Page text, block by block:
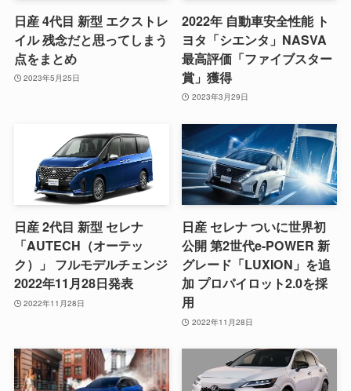
日産 4代目 新型 エクストレ
イル 残念だと思ってしまう
点をまとめ
2023年5月25日
2022年 自動車安全性能 ト
ヨタ「シエンタ」NASVA
最高評価「ファイブスター
賞」獲得
2023年3月29日
日産 2代目 新型 セレナ
「AUTECH（オーテッ
ク）」 フルモデルチェンジ
2022年11月28日発表
2022年11月28日
日産 セレナ ついに世界初
公開 第2世代e-POWER 新
グレード「LUXION」を追
加 プロパイロット2.0を採
用
2022年11月28日